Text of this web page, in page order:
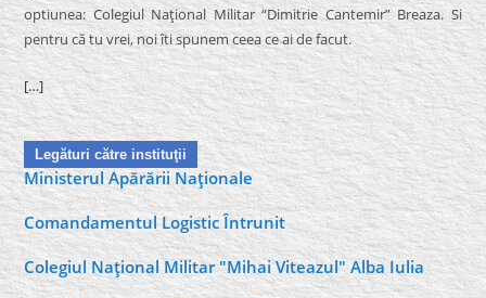
optiunea: Colegiul Naţional Militar “Dimitrie Cantemir” Breaza. Si
pentru că tu vrei, noi îti spunem ceea ce ai de facut.
[…]
Legături către instituţii
Ministerul Apărării Naţionale
Comandamentul Logistic Întrunit
Colegiul Naţional Militar "Mihai Viteazul" Alba Iulia